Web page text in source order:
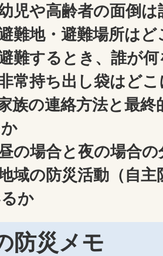
児や高齢者の面倒
難地・避難場所は
難するとき、誰が
常持ち出し袋はど
族の連絡方法と最
の場合と夜の場合
域の防災活動（自
か
防災メモ